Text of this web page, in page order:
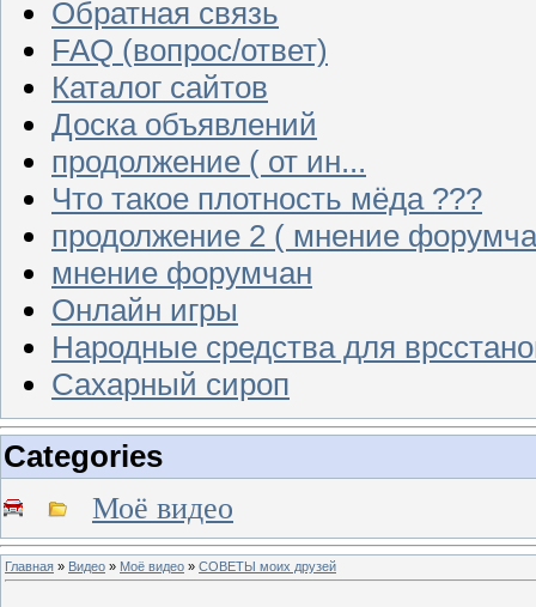
Обратная связь
FAQ (вопрос/ответ)
Каталог сайтов
Доска объявлений
продолжение ( от ин...
Что такое плотность мёда ???
продолжение 2 ( мнение
мнение форумчан
Онлайн игры
Народные средства для
Сахарный сироп
Categories
Моё видео
Главная » Видео » Моё видео » СОВЕТЫ моих друзей